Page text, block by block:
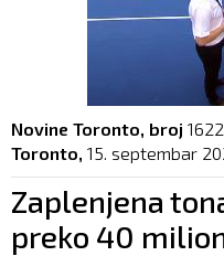
Novine Toronto, broj 1622
Toronto, 15. septembar
Zaplenjena
preko 40